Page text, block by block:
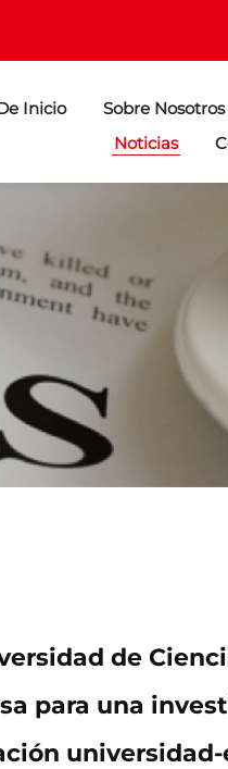
Inicio Sobre Nosotros
Noticias
de
para una